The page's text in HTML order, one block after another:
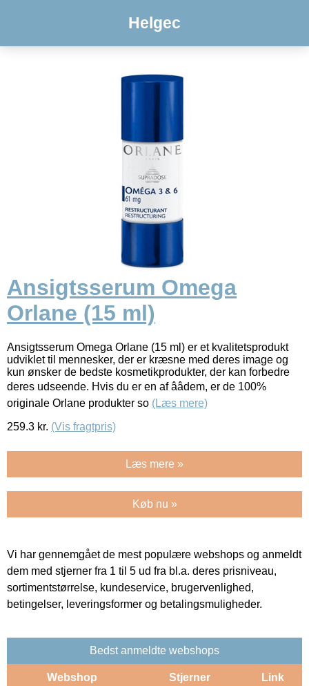
Helgec
Ansigtsserum Omega
Orlane (15 ml)
Ansigtsserum Omega Orlane (15 ml) er et kvalitetsprodukt
udviklet til mennesker, der er kræsne med deres image og
kun ønsker de bedste kosmetikprodukter, der kan forbedre
deres udseende. Hvis du er en af ââdem, er de 100%
originale Orlane produkter so (Læs mere)
259.3 kr. (Vis fragtpris)
Læs mere »
Køb nu »
Vi har gennemgået de mest populære webshops og anmeldt
dem med stjerner fra 1 til 5 ud fra bl.a. deres prisniveau,
sortimentstørrelse, kundeservice, brugervenlighed,
betingelser, leveringsformer og betalingsmuligheder.
Bedst anmeldte webshops
Webshop Stjerner Link